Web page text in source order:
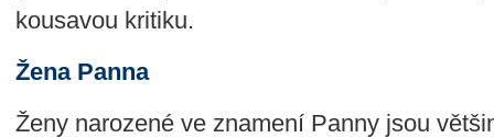
kousavou kritiku.
Žena Panna
Ženy narozené ve znamení Panny jsou